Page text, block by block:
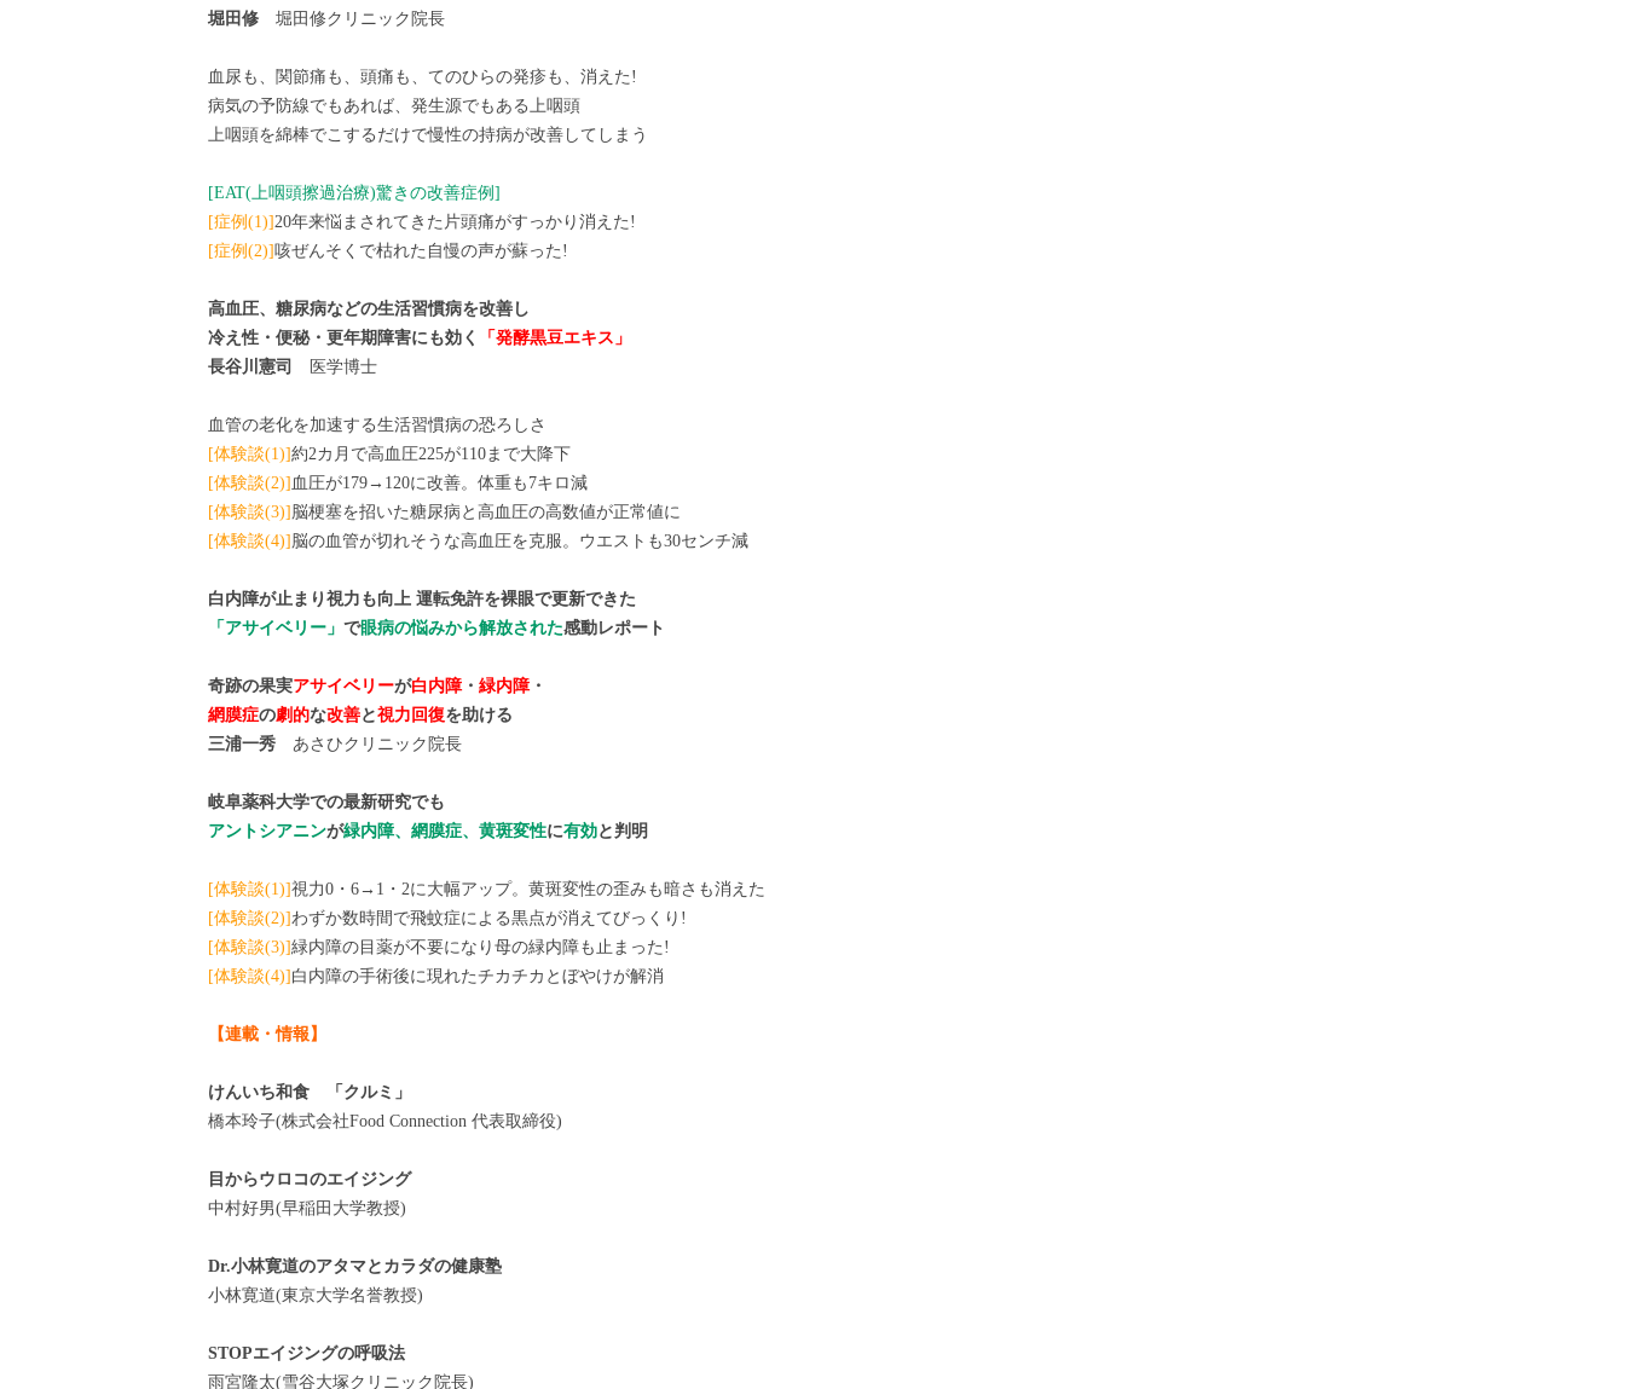
堀田修 堀田修クリニック院長
血尿も、関節痛も、頭痛も、てのひらの発疹も、消えた!
病気の予防線でもあれば、発生源でもある上咽頭
上咽頭を綿棒でこするだけで慢性の持病が改善してしまう
[EAT(上咽頭擦過治療)驚きの改善症例]
[症例(1)]20年来悩まされてきた片頭痛がすっかり消えた!
[症例(2)]咳ぜんそくで枯れた自慢の声が蘇った!
高血圧、糖尿病などの生活習慣病を改善し
冷え性・便秘・更年期障害にも効く
「発酵黒豆エキス」
長谷川憲司
医学博士
血管の老化を加速する生活習慣病の恐ろしさ
[体験談(1)]約2カ月で高血圧225が110まで大降下
[体験談(2)]血圧が179→120に改善。体重も7キロ減
[体験談(3)]脳梗塞を招いた糖尿病と高血圧の高数値が正常値に
[体験談(4)]脳の血管が切れそうな高血圧を克服。ウエストも30センチ減
白内障が止まり視力も向上 運転免許を裸眼で更新できた
「アサイベリー」 で眼病の悩みから解放された感動レポート
奇跡の果実アサイベリーが白内障・ 緑内障・
網膜症の劇的な改善と視力回復を助ける
三浦一秀 あさひクリニック院長
岐阜薬科大学での最新研究でも
アントシアニンが緑内障、網膜症、黄斑変性に有効と判明
[体験談(1)]視力0・6→1・2に大幅アップ。黄斑変性の歪みも暗さも消えた
[体験談(2)]わずか数時間で飛蚊症による黒点が消えてびっくり!
[体験談(3)]緑内障の目薬が不要になり母の緑内障も止まった!
[体験談(4)]白内障の手術後に現れたチカチカとぼやけが解消
【連載・情報】
けんいち和食 「クルミ」
橋本玲子(株式会社Food Connection 代表取締役)
目からウロコのエイジング
中村好男(早稲田大学教授)
Dr.小林寛道のアタマとカラダの健康塾
小林寛道(東京大学名誉教授)
STOPエイジングの呼吸法
雨宮隆太(雪谷大塚クリニック院長)